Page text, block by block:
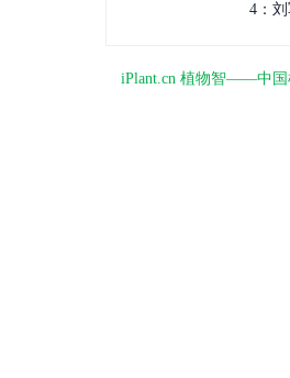
4：
iPlant.cn 植物智——中国